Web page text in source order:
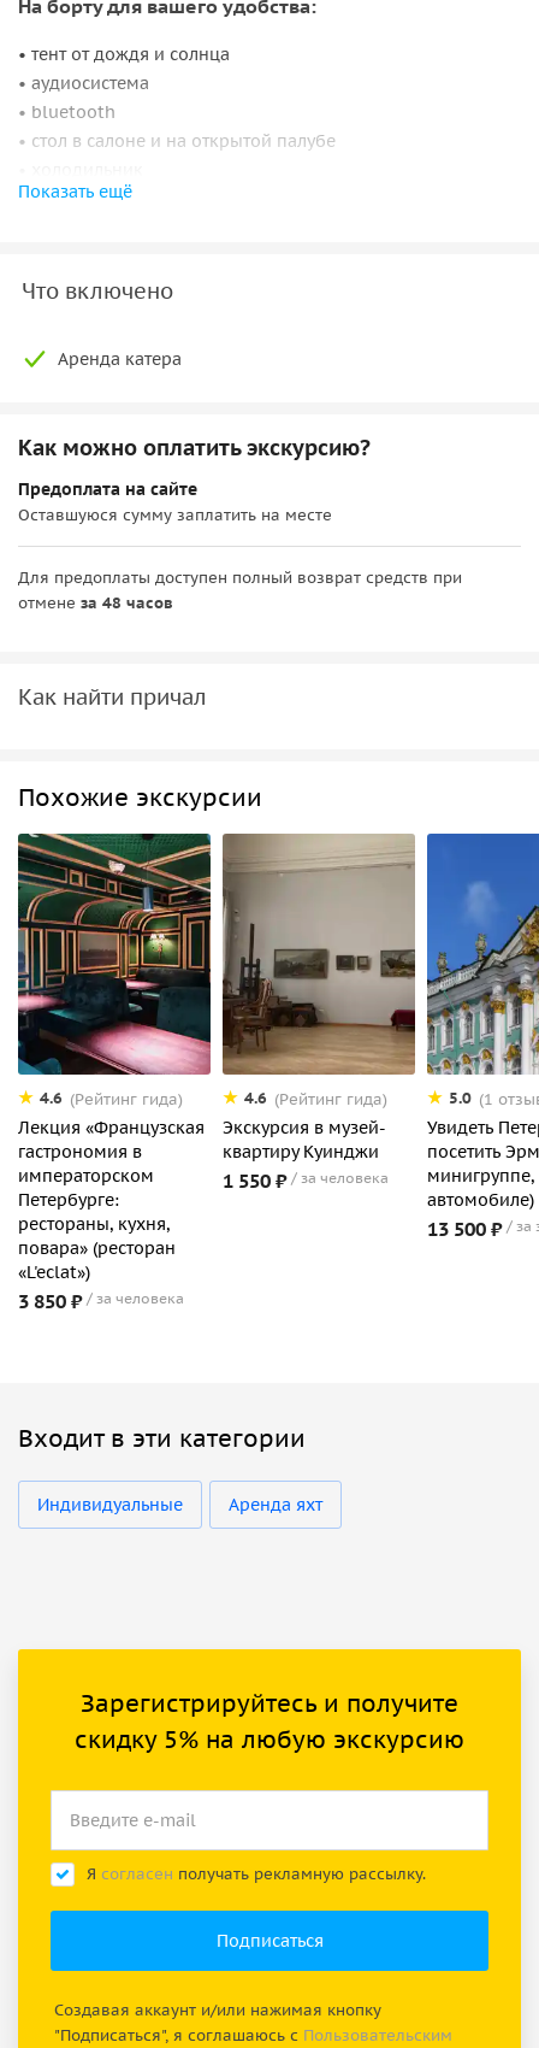
На борту для вашего удобства:
• тент от дождя и солнца
• аудиосистема
• bluetooth
• стол в салоне и на открытой палубе
• полноценная кухня
Дополнительно на борт вы можете заказать кейтеринг,
воздушные шары.
• Максимум гостей: 11 чел.
• Стоимость на праздники, салюты и другие важные
мероприятия в городе уточняйте!
• При аренде судна для прогулки выходящие за
акваторию Невы, увеличивается расход топлива и поэтому
стоимость возрастает (ориентировочно на 20%).
Показать ещё
Что включено
Аренда катера
Как можно оплатить экскурсию?
Предоплата на сайте
Оставшуюся сумму заплатить на месте
Для предоплаты доступен полный возврат средств при
отмене за 48 часов
Как найти причал
Похожие экскурсии
4.6 (Рейтинг гида)
Лекция «Французская
гастрономия в
императорском
Петербурге:
рестораны, кухня,
повара» (ресторан
«L'eclat»)
3 850 ₽ за человека
4.6 (Рейтинг гида)
Экскурсия в музей-
квартиру Куинджи
1 550 ₽ за человека
5.0 (1
Увидеть
посетить
минигруппе,
автомобиле)
13 500 ₽ за
Входит в эти категории
Индивидуальные Аренда яхт
Зарегистрируйтесь и получите
скидку 5% на любую экскурсию
Я согласен получать рекламную рассылку.
Создавая аккаунт и/или нажимая кнопку
"Подписаться", я соглашаюсь с Пользовательским